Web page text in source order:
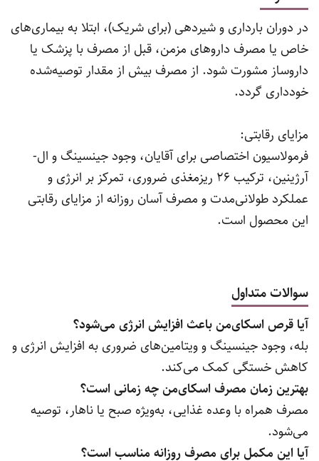
در دوران بارداری و شیردهی (برای شریک)، ابتلا به بیماری‌های
خاص یا مصرف داروهای مزمن، قبل از مصرف با پزشک یا
داروساز مشورت شود. از مصرف بیش از مقدار توصیه‌شده
خودداری گردد.
مزایای رقابتی:
فرمولاسیون اختصاصی برای آقایان، وجود جینسینگ و ال-
آرژینین، ترکیب 26 ریزمغذی ضروری، تمرکز بر انرژی و
عملکرد طولانی‌مدت و مصرف آسان روزانه از مزایای رقابتی
این محصول است.
سوالات متداول
آیا قرص اسکای‌من باعث افزایش انرژی می‌شود؟
بله، وجود جینسینگ و ویتامین‌های ضروری به افزایش انرژی و
کاهش خستگی کمک می‌کند.
بهترین زمان مصرف اسکای‌من چه زمانی است؟
مصرف همراه با وعده غذایی، به‌ویژه صبح یا ناهار، توصیه
می‌شود.
آیا این مکمل برای مصرف روزانه مناسب است؟